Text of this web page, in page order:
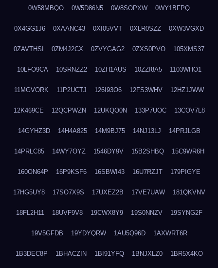
0W58MBQO 0W5D86N5 0W8SOPXW 0WY1BFPQ
0X4GG1J6 0XAANC43 0XI05VVT 0XLR0SZZ 0XW3VGXD
0ZAVTHSI 0ZM4J2CX 0ZVYGAG2 0ZXS0PVO 105XMS37
10LFO9CA 10SRNZZ2 10ZH1AUS 10ZZI8A5 1103WHO1
11MGVORK 11P2UCTJ 126I93O6 12FS3WHV 12HZ1JWW
12K469CE 12QCPWZN 12UKQO0N 133P7UOC 13COV7L8
14GYHZ3D 14H4A825 14M9BJ75 14NJ13LJ 14PRJLGB
14PRLC85 14WY7OYZ 1546DY9V 15B2SHBQ 15C9WR6H
160ON64P 16P9KSF6 16SBWI43 16U7RZJT 179PIGYE
17HG5UY8 17SO7X9S 17UXEZ2B 17VE7UAW 181QKVNV
18FL2H11 18UVF9V8 19CWX8Y9 19S0NNZV 19SYNG2F
19V5GFDB 19YDYQRW 1AU5Q96D 1AXWRT6R
1B3DEC8P 1BHACZIN 1BI91YFQ 1BNJXLZ0 1BR5X4KO